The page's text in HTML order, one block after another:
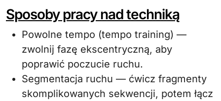
Sposoby pracy nad techniką
Powolne tempo (tempo training) —
zwolnij fazę ekscentryczną, aby
poprawić poczucie ruchu.
Segmentacja ruchu — ćwicz fragmenty
skomplikowanych sekwencji, potem łącz